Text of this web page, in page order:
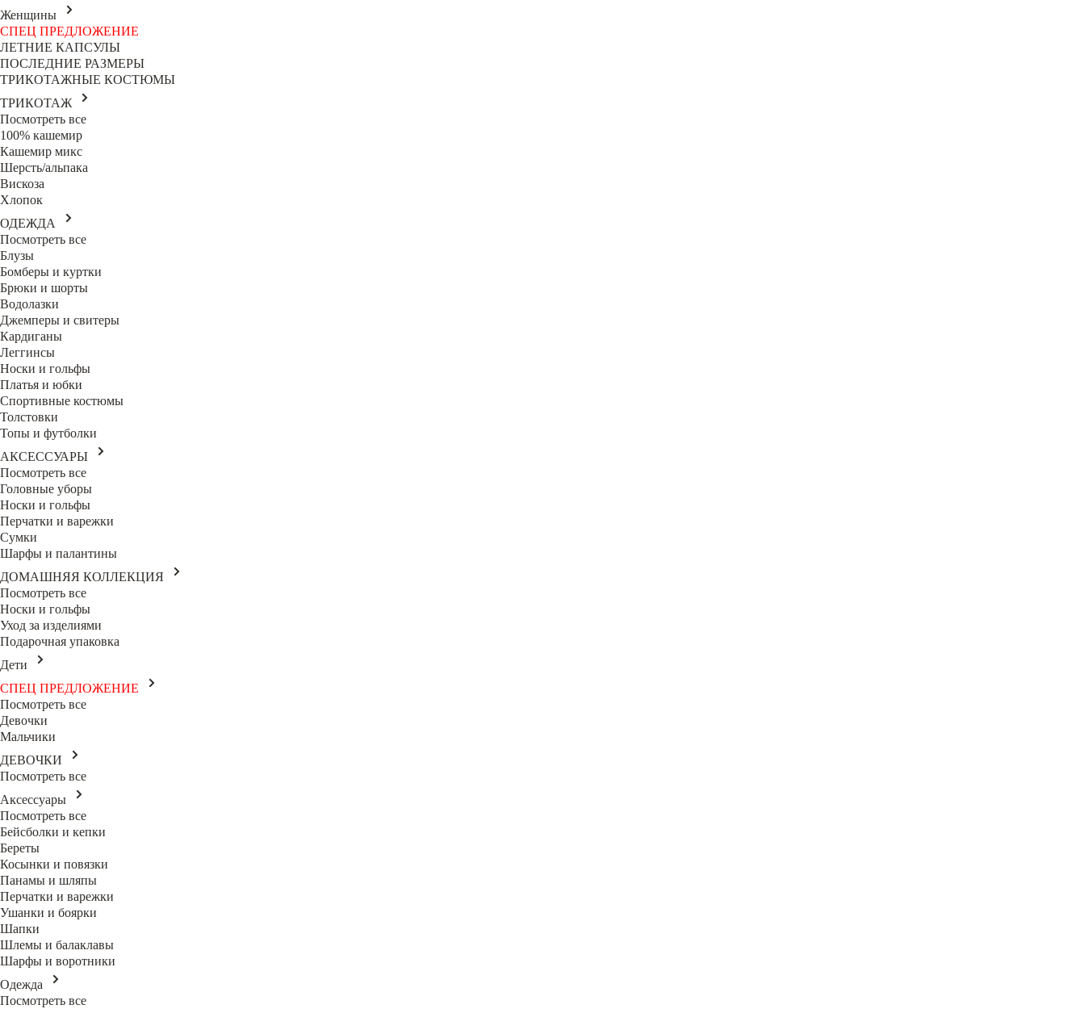
Женщины
СПЕЦ ПРЕДЛОЖЕНИЕ
ЛЕТНИЕ КАПСУЛЫ
ПОСЛЕДНИЕ РАЗМЕРЫ
ТРИКОТАЖНЫЕ КОСТЮМЫ
ТРИКОТАЖ
Посмотреть все
100% кашемир
Кашемир микс
Шерсть/альпака
Вискоза
Хлопок
ОДЕЖДА
Посмотреть все
Блузы
Бомберы и куртки
Брюки и шорты
Водолазки
Джемперы и свитеры
Кардиганы
Леггинсы
Носки и гольфы
Платья и юбки
Спортивные костюмы
Толстовки
Топы и футболки
АКСЕССУАРЫ
Посмотреть все
Головные уборы
Носки и гольфы
Перчатки и варежки
Сумки
Шарфы и палантины
ДОМАШНЯЯ КОЛЛЕКЦИЯ
Посмотреть все
Носки и гольфы
Уход за изделиями
Подарочная упаковка
Дети
СПЕЦ ПРЕДЛОЖЕНИЕ
Посмотреть все
Девочки
Мальчики
ДЕВОЧКИ
Посмотреть все
Аксессуары
Посмотреть все
Бейсболки и кепки
Береты
Косынки и повязки
Панамы и шляпы
Перчатки и варежки
Ушанки и боярки
Шапки
Шлемы и балаклавы
Шарфы и воротники
Одежда
Посмотреть все